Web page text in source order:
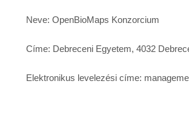
Neve: OpenBioMaps Konzorcium
Címe: Debreceni Egyetem, 4032
Elektronikus levelezési címe: